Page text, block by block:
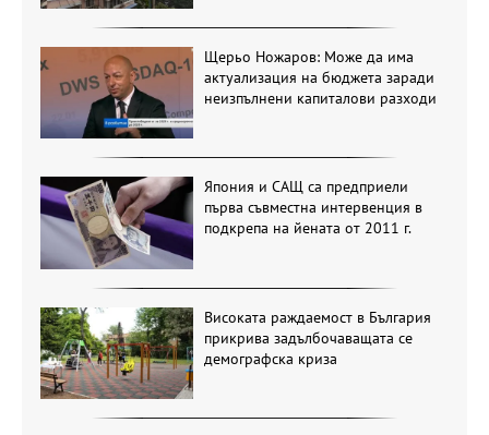
Щерьо Ножаров: Може да има
актуализация на бюджета заради
неизпълнени капиталови разходи
Япония и САЩ са предприели
първа съвместна интервенция в
подкрепа на йената от 2011 г.
Високата раждаемост в България
прикрива задълбочаващата се
демографска криза